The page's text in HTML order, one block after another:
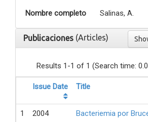
Nombre completo Salinas, A.
Publicaciones (Articles)
Results 1-1 of 1 (Search time:
Issue Date Title
1 2004 Bacteriemia por